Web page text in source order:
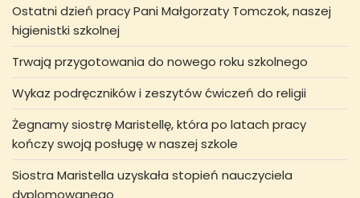
Ostatni dzień pracy Pani Małgorzaty Tomczok, naszej
higienistki szkolnej
Trwają przygotowania do nowego roku szkolnego
Wykaz podręczników i zeszytów ćwiczeń do religii
Żegnamy siostrę Maristellę, która po latach pracy
kończy swoją posługę w naszej szkole
Siostra Maristella uzyskała stopień nauczyciela
dyplomowanego